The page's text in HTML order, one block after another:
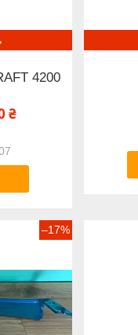
4200
₴
–17%